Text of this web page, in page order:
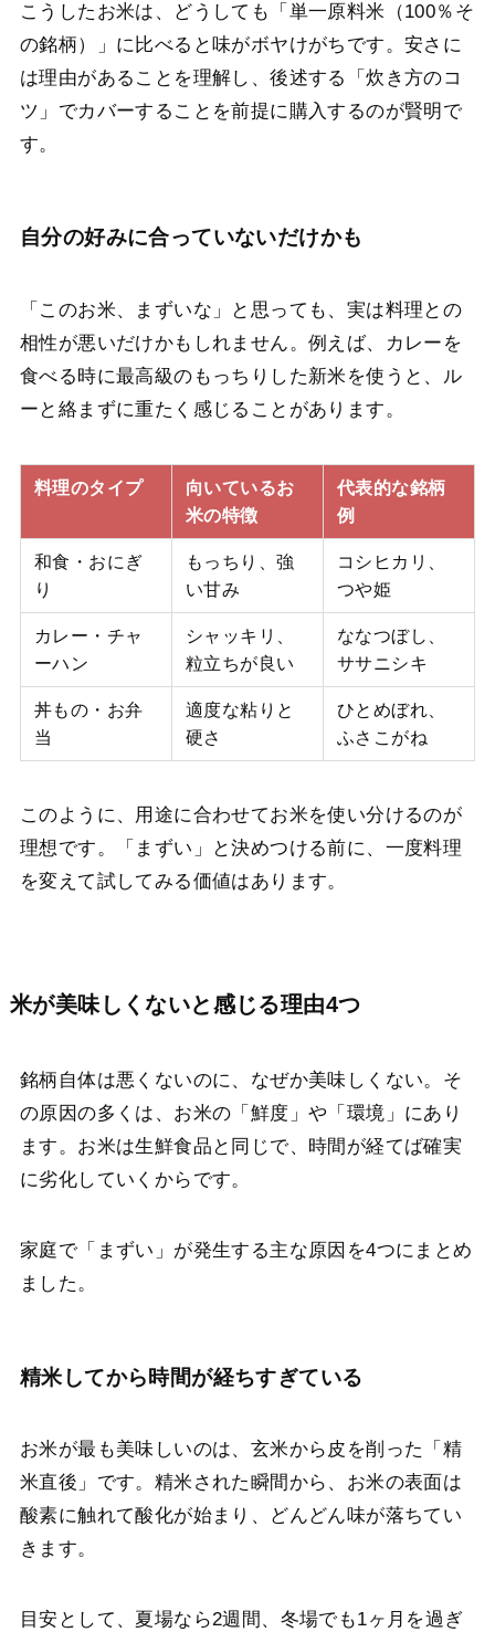
こうしたお米は、どうしても「単一原料米（100％そ
の銘柄）」に比べると味がボヤけがちです。安さに
は理由があることを理解し、後述する「炊き方のコ
ツ」でカバーすることを前提に購入するのが賢明で
す。
自分の好みに合っていないだけかも
「このお米、まずいな」と思っても、実は料理との
相性が悪いだけかもしれません。例えば、カレーを
食べる時に最高級のもっちりした新米を使うと、ル
ーと絡まずに重たく感じることがあります。
料理のタイプ
向いているお
米の特徴
代表的な銘柄
例
和食・おにぎ
り
もっちり、強
い甘み
コシヒカリ、
つや姫
カレー・チャ
ーハン
シャッキリ、
粒立ちが良い
ななつぼし、
ササニシキ
丼もの・お弁
当
適度な粘りと
硬さ
ひとめぼれ、
ふさこがね
このように、用途に合わせてお米を使い分けるのが
理想です。「まずい」と決めつける前に、一度料理
を変えて試してみる価値はあります。
米が美味しくないと感じる理由4つ
銘柄自体は悪くないのに、なぜか美味しくない。そ
の原因の多くは、お米の「鮮度」や「環境」にあり
ます。お米は生鮮食品と同じで、時間が経てば確実
に劣化していくからです。
家庭で「まずい」が発生する主な原因を4つにまとめ
ました。
精米してから時間が経ちすぎている
お米が最も美味しいのは、玄米から皮を削った「精
米直後」です。精米された瞬間から、お米の表面は
酸素に触れて酸化が始まり、どんどん味が落ちてい
きます。
目安として、夏場なら2週間、冬場でも1ヶ月を過ぎ